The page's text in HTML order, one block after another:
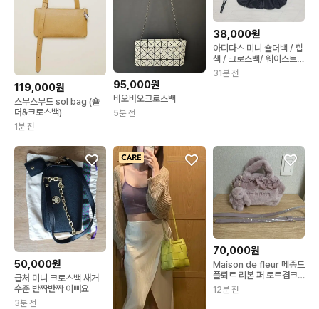
119,000원
스무스무드 sol bag (숄
더&크로스백)
1분 전
95,000원
바오바오크로스백
5분 전
38,000원
아디다스 미니 숄더백 / 힙
색 / 크로스백/ 웨이스트백
가방 (새상품)
31분 전
50,000원
급처 미니 크로스백 새거
수준 반짝반짝 이뻐요
3분 전
70,000원
Maison de fleur 메종드
플뢰르 리본 퍼 토트겸크
로스백
12분 전